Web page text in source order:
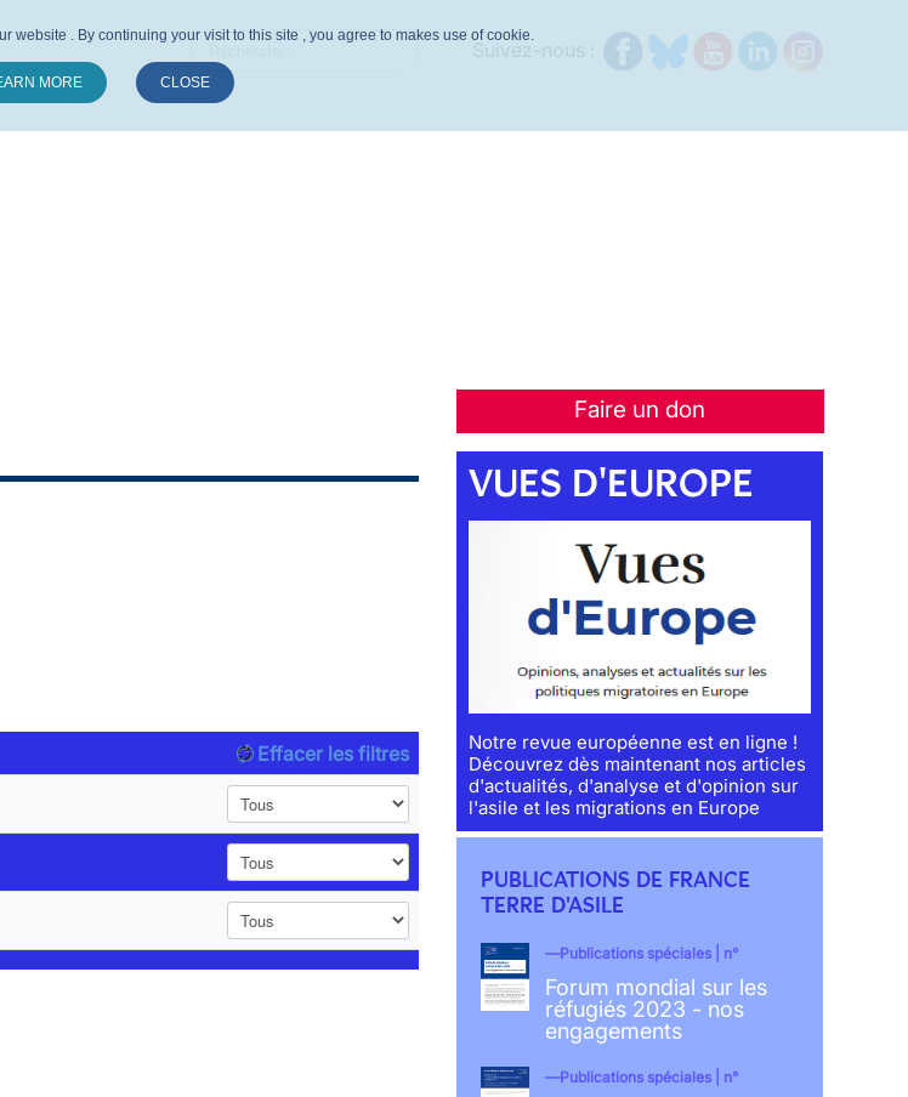
Faire un don
Effacer les filtres
VUES D'EUROPE
Notre revue européenne est en ligne !
Découvrez dès maintenant nos articles
d'actualités, d'analyse et d'opinion sur
l'asile et les migrations en Europe
PUBLICATIONS DE FRANCE
TERRE D'ASILE
Publications spéciales | n°
Forum mondial sur les
réfugiés 2023 - nos
engagements
Publications spéciales | n°
website . By continuing your visit to this site , you agree to makes use of cookie.
MORE CLOSE